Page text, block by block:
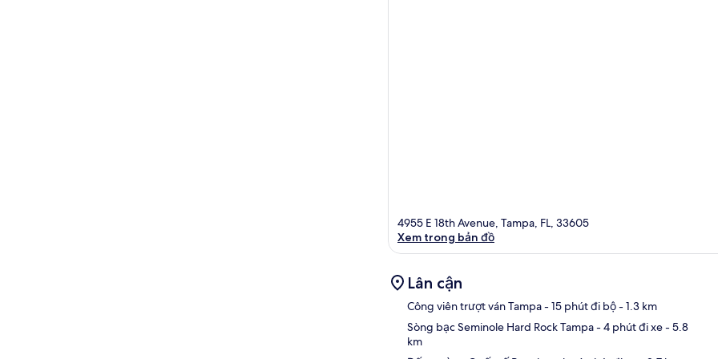
4955 E 18th Avenue, Tampa, FL, 33605
Xem trong bản đồ
Lân cận
Công viên trượt ván Tampa- 15 phút đi bộ- 1.3 km
Sòng bạc Seminole Hard Rock Tampa- 4 phút đi xe- 5.8
km